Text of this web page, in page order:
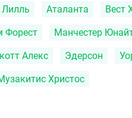
Лилль Аталанта Вест
Форест Манчестер
Алекс Эдерсон
Христос